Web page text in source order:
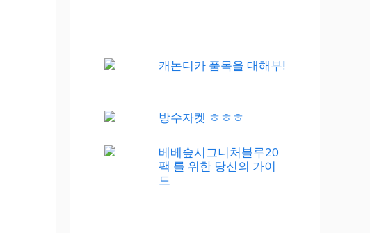
캐논디카 품목을 대해부!
방수자켓 ㅎㅎㅎ
베베숲시그니처블루20
팩 를 위한 당신의 가이
드